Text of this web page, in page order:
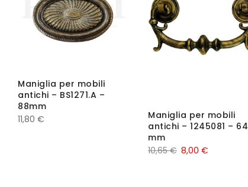
Maniglia per mobili
antichi – BS1271.A –
88mm
11,80 €
Maniglia per mobili
antichi – 1245081 – 64
mm
10,65€ 8,00 €